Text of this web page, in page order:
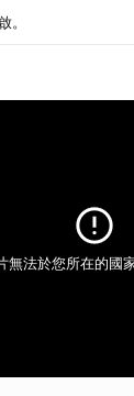
。
無法於您所在的國